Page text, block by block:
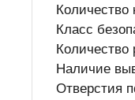
Класс
Количество
Наличие
Отверстия